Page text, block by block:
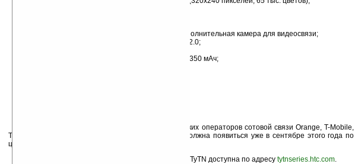
камера на 3,2 мегапикселя с автофокусом, дополнительная камера для видеосвязи;
беспроводная связь: WiFi 802.11b/g, Bluetooth 2.0;
литиево-полимерный аккумулятор емкостью 1350 мАч;
Данный аппарат предназначен для Европейских операторов сотовой связи Orange, T-Mobile,
Telefonica Group и Vodafone. В магазинах новинка должна появиться уже в сентябре этого года по
цене порядка $1200.
Более подробная информация о линейке HTC TyTN доступна по адресу tytnseries.htc.com.